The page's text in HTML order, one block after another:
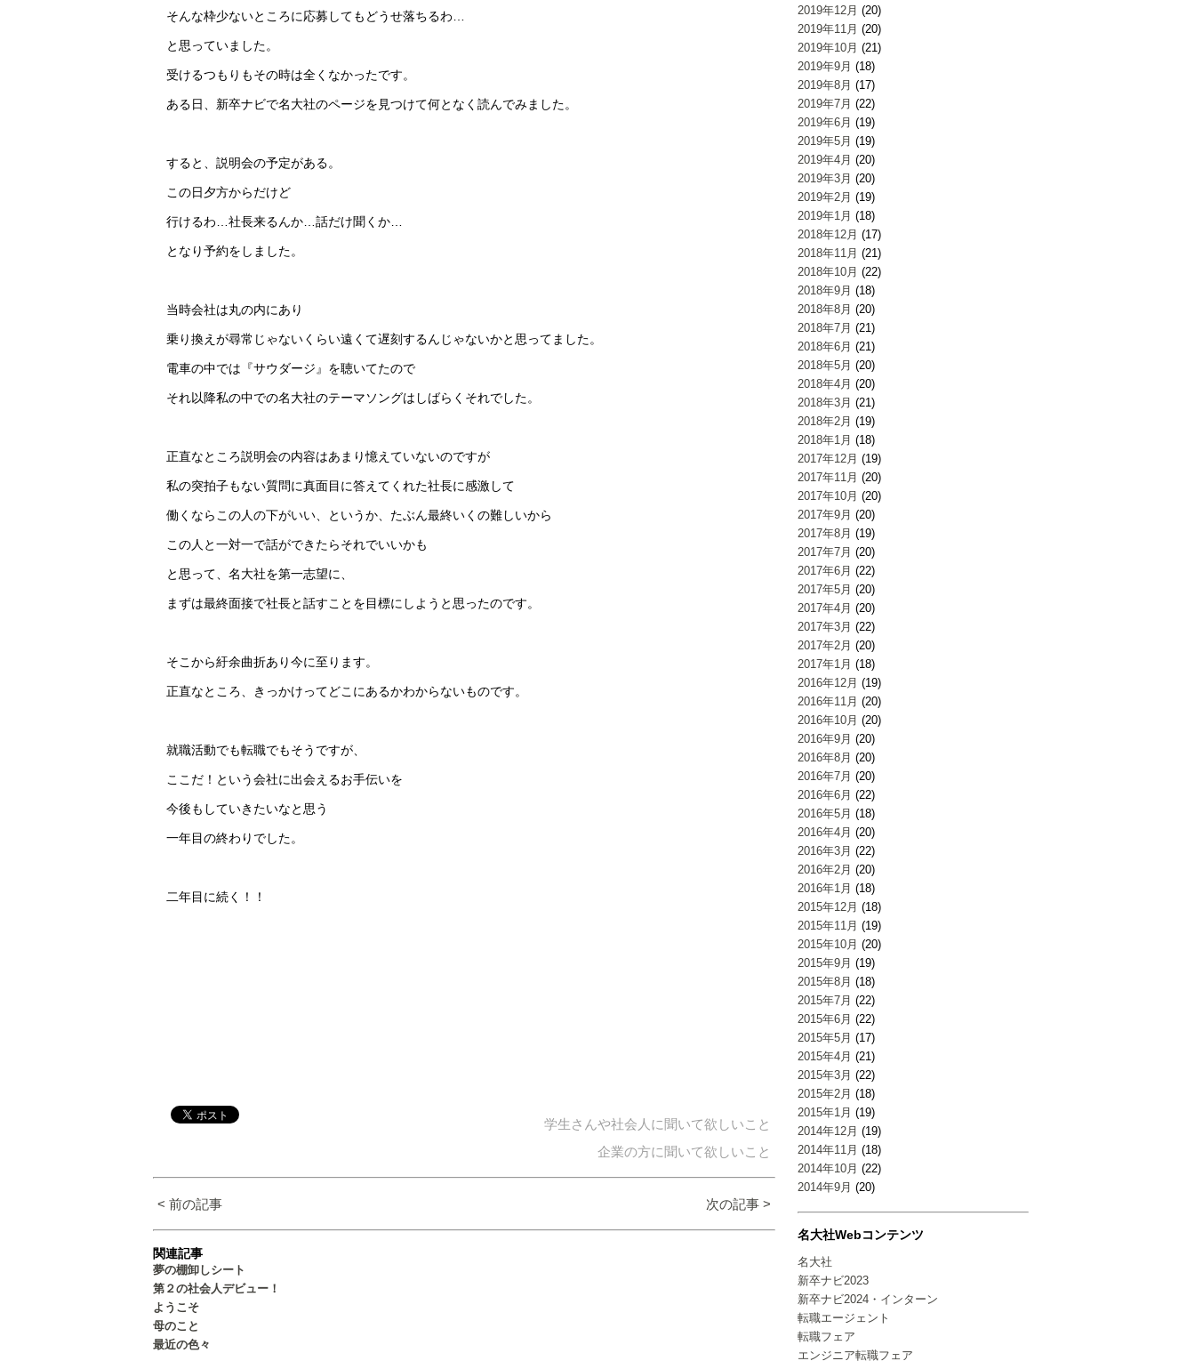
2019年12月 (20)
2019年11月 (20)
2019年10月 (21)
2019年9月 (18)
2019年8月 (17)
2019年7月 (22)
2019年6月 (19)
2019年5月 (19)
2019年4月 (20)
2019年3月 (20)
2019年2月 (19)
2019年1月 (18)
2018年12月 (17)
2018年11月 (21)
2018年10月 (22)
2018年9月 (18)
2018年8月 (20)
2018年7月 (21)
2018年6月 (21)
2018年5月 (20)
2018年4月 (20)
2018年3月 (21)
2018年2月 (19)
2018年1月 (18)
2017年12月 (19)
2017年11月 (20)
2017年10月 (20)
2017年9月 (20)
2017年8月 (19)
2017年7月 (20)
2017年6月 (22)
2017年5月 (20)
2017年4月 (20)
2017年3月 (22)
2017年2月 (20)
2017年1月 (18)
2016年12月 (19)
2016年11月 (20)
2016年10月 (20)
2016年9月 (20)
2016年8月 (20)
2016年7月 (20)
2016年6月 (22)
2016年5月 (18)
2016年4月 (20)
2016年3月 (22)
2016年2月 (20)
2016年1月 (18)
2015年12月 (18)
2015年11月 (19)
2015年10月 (20)
2015年9月 (19)
2015年8月 (18)
2015年7月 (22)
2015年6月 (22)
2015年5月 (17)
2015年4月 (21)
2015年3月 (22)
2015年2月 (18)
2015年1月 (19)
2014年12月 (19)
2014年11月 (18)
2014年10月 (22)
2014年9月 (20)
名大社Webコンテンツ
名大社
新卒ナビ2023
新卒ナビ2024・インターン
転職エージェント
転職フェア
エンジニア転職フェア
そんな枠少ないところに応募してもどうせ落ちるわ…
と思っていました。
受けるつもりもその時は全くなかったです。
ある日、新卒ナビで名大社のページを見つけて何となく読んでみました。
すると、説明会の予定がある。
この日夕方からだけど
行けるわ…社長来るんか…話だけ聞くか…
となり予約をしました。
当時会社は丸の内にあり
乗り換えが尋常じゃないくらい遠くて遅刻するんじゃないかと思ってました。
電車の中では『サウダージ』を聴いてたので
それ以降私の中での名大社のテーマソングはしばらくそれでした。
正直なところ説明会の内容はあまり憶えていないのですが
私の突拍子もない質問に真面目に答えてくれた社長に感激して
働くならこの人の下がいい、というか、たぶん最終いくの難しいから
この人と一対一で話ができたらそれでいいかも
と思って、名大社を第一志望に、
まずは最終面接で社長と話すことを目標にしようと思ったのです。
そこから紆余曲折あり今に至ります。
正直なところ、きっかけってどこにあるかわからないものです。
就職活動でも転職でもそうですが、
ここだ！という会社に出会えるお手伝いを
今後もしていきたいなと思う
一年目の終わりでした。
二年目に続く！！
学生さんや社会人に聞いて欲しいこと
企業の方に聞いて欲しいこと
< 前の記事 次の記事 >
関連記事
夢の棚卸しシート
第２の社会人デビュー！
ようこそ
母のこと
最近の色々